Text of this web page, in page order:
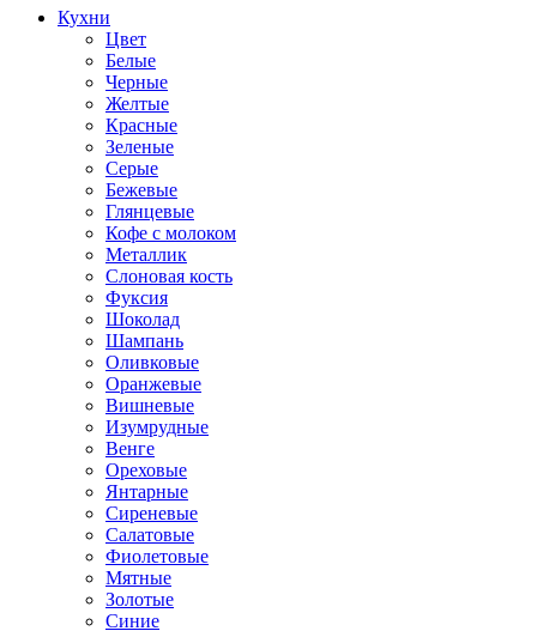
Кухни
Цвет
Белые
Черные
Желтые
Красные
Зеленые
Серые
Бежевые
Глянцевые
Кофе с молоком
Металлик
Слоновая кость
Фуксия
Шоколад
Шампань
Оливковые
Оранжевые
Вишневые
Изумрудные
Венге
Ореховые
Янтарные
Сиреневые
Салатовые
Фиолетовые
Мятные
Золотые
Синие